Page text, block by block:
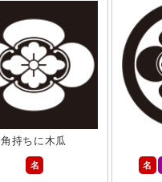
角持ちに木瓜
名
名